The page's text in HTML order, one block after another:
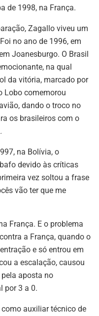
de 1998, na França.
Zagallo viveu um
no ano de 1996, em
Joanesburgo. O Brasil
na qual
da vitória, marcado por
Lobo comemorou
dando o troco no
os brasileiros com o
na Bolívia, o
devido às críticas
vez soltou a frase
vão ter que me
França. E o problema
a França, quando o
e só entrou em
a escalação, causou
aposta no
por 3 a 0.
auxiliar técnico de